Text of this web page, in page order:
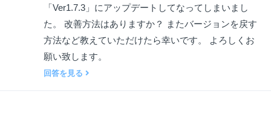
「Ver1.7.3」にアップデートしてなってしまいまし
た。 改善方法はありますか？ またバージョンを戻す
方法など教えていただけたら幸いです。 よろしくお
願い致します。
回答を見る